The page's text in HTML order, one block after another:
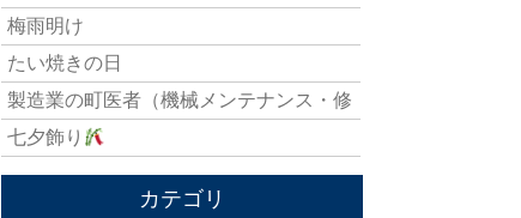
梅雨明け
たい焼きの日
製造業の町医者（機械メンテナンス・修
七夕飾り
カテゴリ